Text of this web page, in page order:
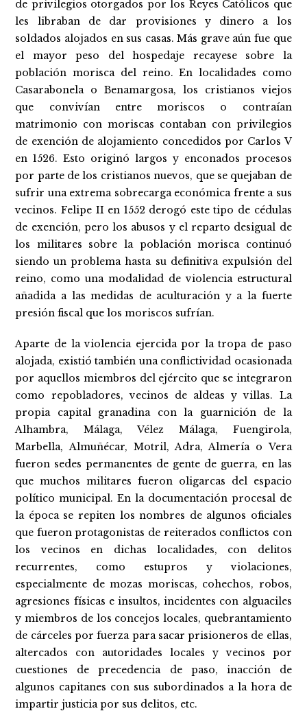
de privilegios otorgados por los Reyes Católicos que
les libraban de dar provisiones y dinero a los
soldados alojados en sus casas. Más grave aún fue que
el mayor peso del hospedaje recayese sobre la
población morisca del reino. En localidades como
Casarabonela o Benamargosa, los cristianos viejos
que convivían entre moriscos o contraían
matrimonio con moriscas contaban con privilegios
de exención de alojamiento concedidos por Carlos V
en 1526. Esto originó largos y enconados procesos
por parte de los cristianos nuevos, que se quejaban de
sufrir una extrema sobrecarga económica frente a sus
vecinos. Felipe II en 1552 derogó este tipo de cédulas
de exención, pero los abusos y el reparto desigual de
los militares sobre la población morisca continuó
siendo un problema hasta su definitiva expulsión del
reino, como una modalidad de violencia estructural
añadida a las medidas de aculturación y a la fuerte
presión fiscal que los moriscos sufrían.
Aparte de la violencia ejercida por la tropa de paso
alojada, existió también una conflictividad ocasionada
por aquellos miembros del ejército que se integraron
como repobladores, vecinos de aldeas y villas. La
propia capital granadina con la guarnición de la
Alhambra, Málaga, Vélez Málaga, Fuengirola,
Marbella, Almuñécar, Motril, Adra, Almería o Vera
fueron sedes permanentes de gente de guerra, en las
que muchos militares fueron oligarcas del espacio
político municipal. En la documentación procesal de
la época se repiten los nombres de algunos oficiales
que fueron protagonistas de reiterados conflictos con
los vecinos en dichas localidades, con delitos
recurrentes, como estupros y violaciones,
especialmente de mozas moriscas, cohechos, robos,
agresiones físicas e insultos, incidentes con alguaciles
y miembros de los concejos locales, quebrantamiento
de cárceles por fuerza para sacar prisioneros de ellas,
altercados con autoridades locales y vecinos por
cuestiones de precedencia de paso, inacción de
algunos capitanes con sus subordinados a la hora de
impartir justicia por sus delitos, etc.